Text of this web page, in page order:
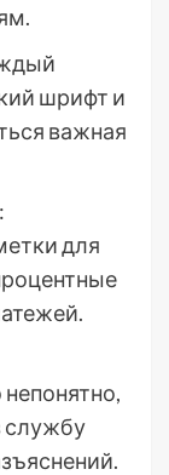
шрифт и
важная
для
службу